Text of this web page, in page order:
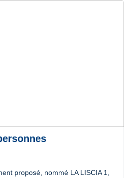
proposé, nommé LA LISCIA 1,